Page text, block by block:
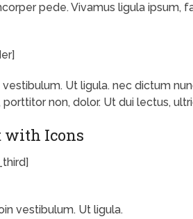
pede. Vivamus ligula ipsum,
vestibulum. Ut ligula. nec dictum
porttitor non, dolor. Ut dui lectus,
with Icons
vestibulum. Ut ligula.